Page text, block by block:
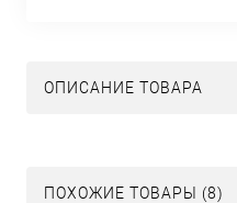
ОПИСАНИЕ ТОВАРА
ПОХОЖИЕ ТОВАРЫ (8)